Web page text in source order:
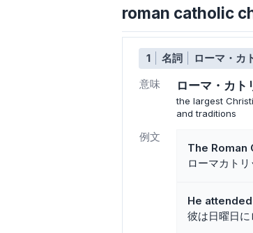
roman catholic
1 名詞
ローマ・カ
意味
ローマ・カト
the largest
and traditions
例文
The Roman
ローマカトリ
He
彼は日曜日に